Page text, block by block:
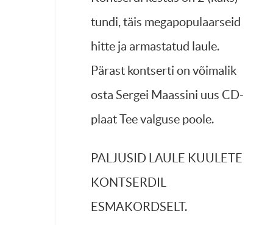
tundi, täis megapopulaarseid
hitte ja armastatud laule.
Pärast kontserti on võimalik
osta Sergei Maassini uus CD-
plaat Tee valguse poole.
PALJUSID LAULE KUULETE
KONTSERDIL
ESMAKORDSELT.